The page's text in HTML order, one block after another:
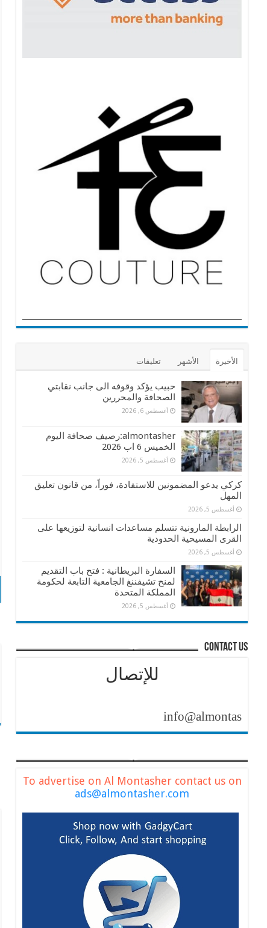
الأخيرة الأشهر تعليقات
حبيب يؤكد وقوفه الى جانب نقابتي
الصحافة والمحررين
أغسطس 6, 2026
almontasher:رصيف صحافة اليوم
الخميس 6 اب 2026
أغسطس 5, 2026
كركي يدعو المضمونين للاستفادة، فوراً، من قانون تعليق
المهل
أغسطس 5, 2026
الرابطة المارونية تتسلم مساعدات انسانية لتوزيعها على
القرى المسيحية الحدودية
أغسطس 5, 2026
السفارة البريطانية : فتح باب التقديم
لمنح تشيفننغ الجامعية التابعة لحكومة
المملكة المتحدة
أغسطس 5, 2026
contact us
للإتصال
info@almontasher.com
To advertise on Al Montasher contact us on
ads@almontasher.com